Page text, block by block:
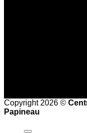
Copyright 2026 ©
Papineau